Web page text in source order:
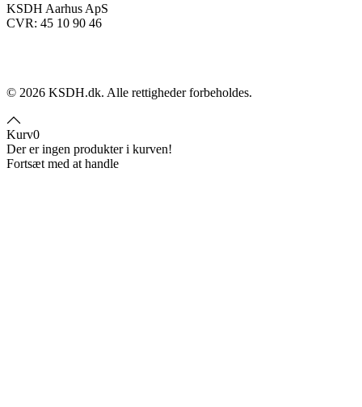
KSDH Aarhus ApS
CVR: 45 10 90 46
© 2026 KSDH.dk. Alle rettigheder forbeholdes.
Kurv0
Der er ingen produkter i kurven!
Fortsæt med at handle